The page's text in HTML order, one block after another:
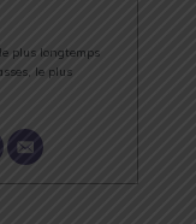
plus longtemps
le plus